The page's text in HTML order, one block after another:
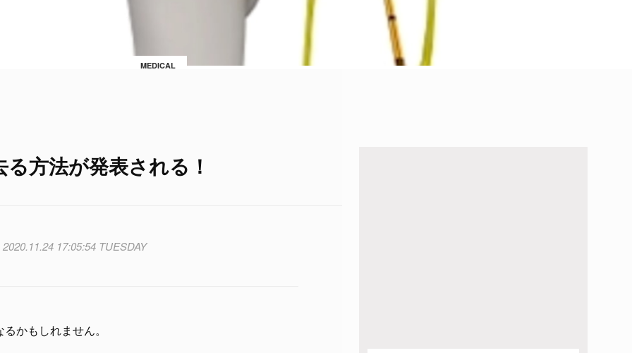
MEDICAL
方法が発表される！
2020.11.24 17:05:54 TUESDAY
かもしれません。